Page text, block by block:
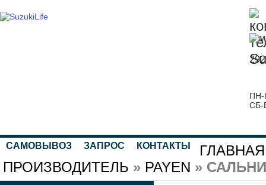
ПН-
СБ-
САМОВЫВОЗ ЗАПРОС КОНТАКТЫ ГЛАВНАЯ
ПРОИЗВОДИТЕЛЬ » PAYEN »